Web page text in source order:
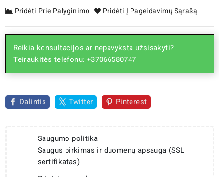
Pridėti Prie Palyginimo Pridėti Į Pageidavimų Sąrašą
Reikia konsultacijos ar nepavyksta užsisakyti?
Teiraukitės telefonu: +37066580747
Dalintis Twitter Pinterest
Saugumo politika
Saugus pirkimas ir duomenų apsauga (SSL
sertifikatas)